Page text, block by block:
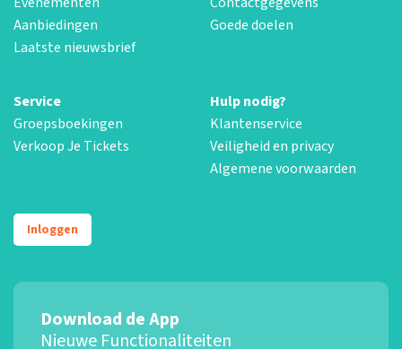
Aanbiedingen
Laatste nieuwsbrief
Goede doelen
Service
Groepsboekingen
Verkoop Je Tickets
Hulp nodig?
Klantenservice
Veiligheid en privacy
Algemene voorwaarden
Inloggen
Download de App
Nieuwe Functionaliteiten